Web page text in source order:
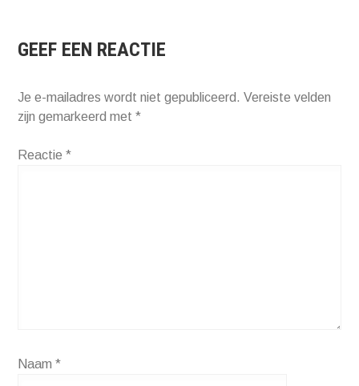
GEEF EEN REACTIE
Je e-mailadres wordt niet gepubliceerd. Vereiste velden
zijn gemarkeerd met*
Reactie*
Naam*